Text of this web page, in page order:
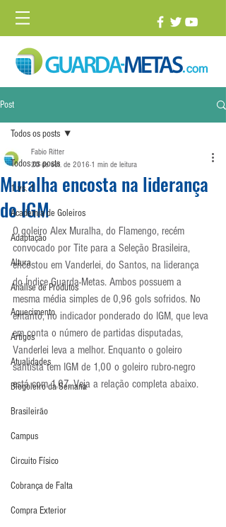
Post
Todos os posts
1 vs. 1
Academia de Goleiros
Adaptação
Altura
Análise de Produtos
Aquecimento
Artigos
Atualidades
Blogoleiro da Semana
Brasileirão
Campus
Circuito Físico
Cobrança de Falta
Compra Exterior
Todos os posts
Muralha encosta na liderança
do IGM
Fabio Ritter
20 de set. de 2016 1 min de leitura
O goleiro Alex Muralha, do Flamengo, recém
convocado por Tite para a Seleção Brasileira,
encostou em Vanderlei, do Santos, na liderança
do Índice Guarda-Metas. Ambos possuem a
mesma média simples de 0,96 gols sofridos. No
entanto, no indicador ponderado do IGM, que leva
em conta o número de partidas disputadas,
Vanderlei leva a melhor. Enquanto o goleiro
santista tem IGM de 1,00 o goleiro rubro-negro
está com 1,07. Veja a relação completa abaixo.